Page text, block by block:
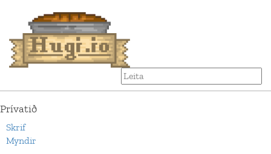
Prívatið
Skrif
Myndir